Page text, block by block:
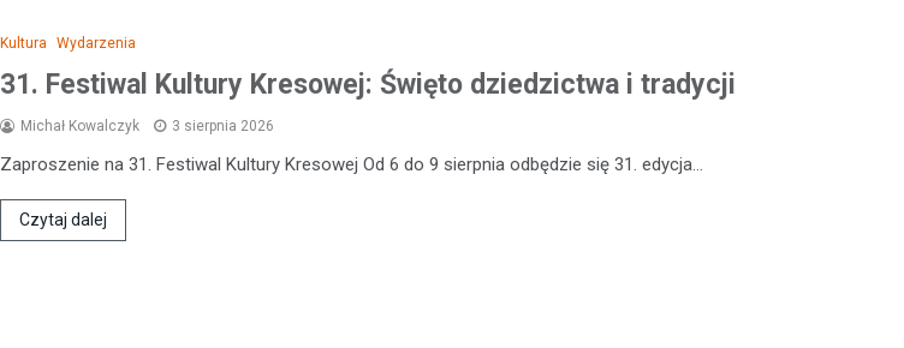
Kultura Wydarzenia
31. Festiwal Kultury Kresowej: Święto dziedzictwa i tradycji
Michał Kowalczyk 3 sierpnia 2026
Zaproszenie na 31. Festiwal Kultury Kresowej Od 6 do 9 sierpnia odbędzie się 31. edycja…
Czytaj dalej